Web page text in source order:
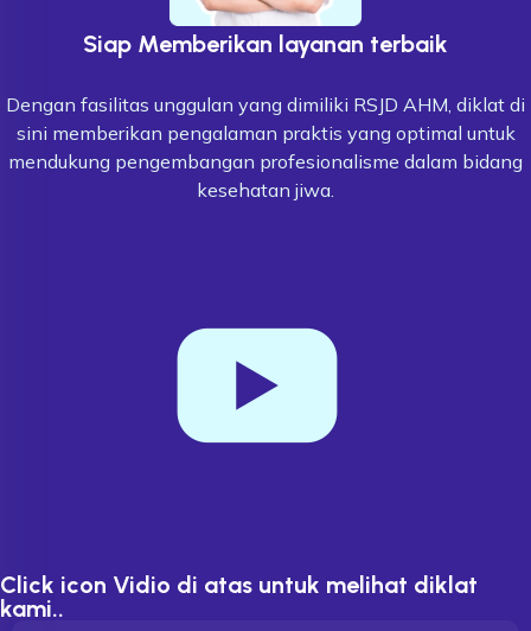
Siap Memberikan layanan terbaik
Dengan fasilitas unggulan yang dimiliki RSJD AHM, diklat di
sini memberikan pengalaman praktis yang optimal untuk
mendukung pengembangan profesionalisme dalam bidang
kesehatan jiwa.
Click icon Vidio di atas untuk melihat diklat
kami..